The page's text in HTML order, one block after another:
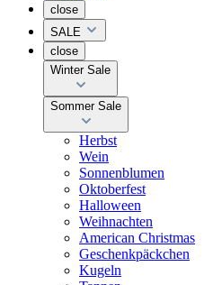
close
SALE
close
Winter Sale
Sommer Sale
Herbst
Wein
Sonnenblumen
Oktoberfest
Halloween
Weihnachten
American Christmas
Geschenkpäckchen
Kugeln